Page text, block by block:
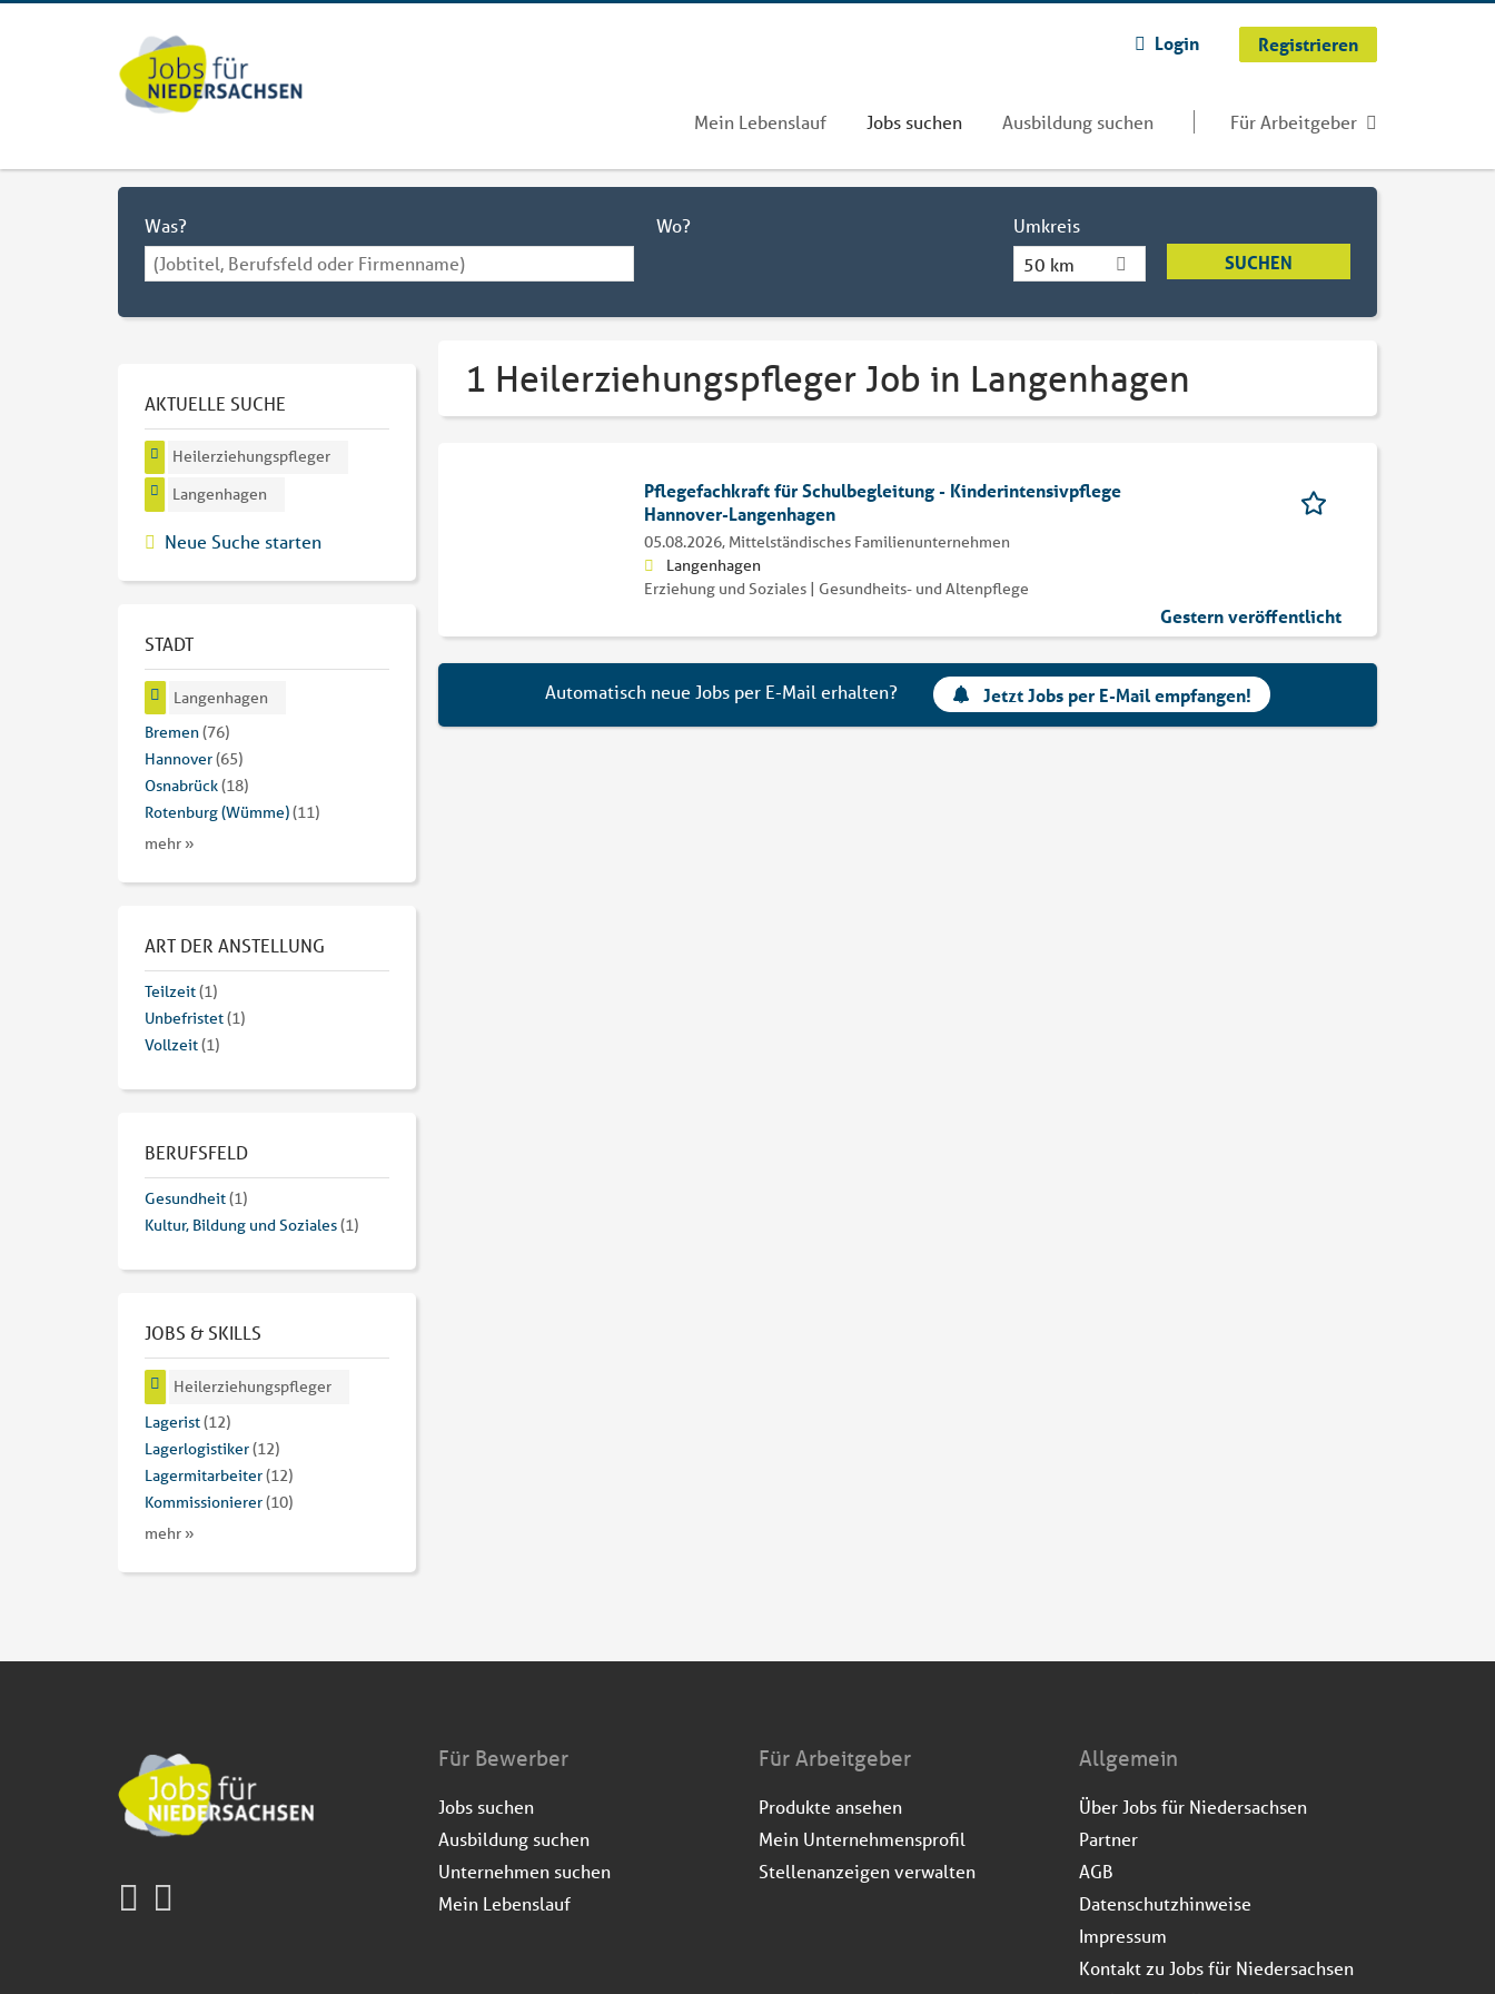
Login Registrieren
Mein Lebenslauf Jobs suchen Ausbildung suchen Für Arbeitgeber
Was? Wo?
Umkreis
50 km
1 Heilerziehungspfleger Job in Langenhagen
Pflegefachkraft für Schulbegleitung - Kinderintensivpflege
Hannover-Langenhagen
05.08.2026, Mittelständisches Familienunternehmen
Langenhagen
Erziehung und Soziales | Gesundheits- und Altenpflege
Gestern veröffentlicht
Automatisch neue Jobs per E-Mail erhalten? Jetzt Jobs per E-Mail empfangen!
AKTUELLE SUCHE
Heilerziehungspfleger
Langenhagen
Neue Suche starten
STADT
Langenhagen
Bremen(76)
Hannover(65)
Osnabrück(18)
Rotenburg (Wümme)(11)
mehr »
ART DER ANSTELLUNG
Teilzeit(1)
Unbefristet(1)
Vollzeit(1)
BERUFSFELD
Gesundheit(1)
Kultur, Bildung und Soziales(1)
JOBS & SKILLS
Heilerziehungspfleger
Lagerist(12)
Lagerlogistiker(12)
Lagermitarbeiter(12)
Kommissionierer(10)
mehr »
Für Bewerber
Jobs suchen
Ausbildung suchen
Unternehmen suchen
Mein Lebenslauf
Für Arbeitgeber
Produkte ansehen
Mein Unternehmensprofil
Stellenanzeigen verwalten
Allgemein
Über Jobs für Niedersachsen
Partner
AGB
Datenschutzhinweise
Impressum
Kontakt zu Jobs für Niedersachsen